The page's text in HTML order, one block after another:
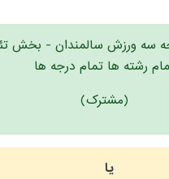
سه ورزش سالمندان - بخش
رشته ها تمام درجه ها
(مشترک)
یا